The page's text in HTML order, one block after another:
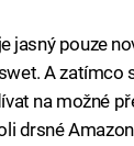
jasný pouze
A zatímco
na možné
drsné